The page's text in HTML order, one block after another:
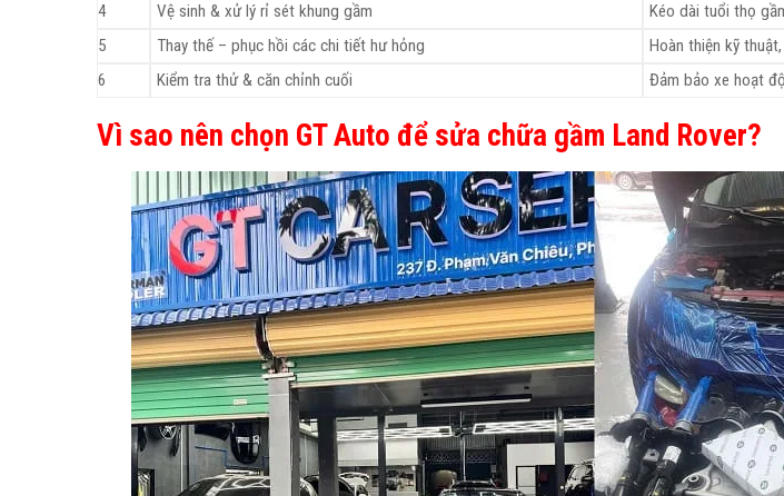
4
Vệ sinh & xử lý rỉ sét khung gầm
Kéo dài tuổi thọ
5
Thay thế – phục hồi các chi tiết hư hỏng
Hoàn thiện kỹ
6
Kiểm tra thử & căn chỉnh cuối Đảm bảo xe hoạt
Vì sao nên chọn GT Auto để sửa chữa gầm Land Rover?